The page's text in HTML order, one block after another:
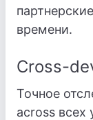
времени.
Cross-
Точное
across всех